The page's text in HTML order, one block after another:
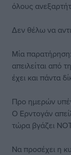
όλους
Δεν θέλω να
Μία
απειλείται από
έχει και πάντα
Προ ημερών
Ο Ερντογάν
τώρα βγάζει
Να προσέχει η